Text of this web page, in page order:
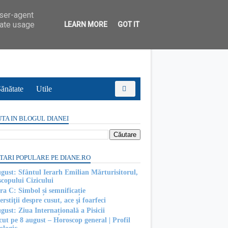
Utile
IN BLOGUL DIANEI
POPULARE PE DIANE.RO
Sfântul Ierarh Emilian Mărturisitorul,
Cizicului
C: Simbol și semnificație
despre cusut, ace şi foarfeci
Ziua Internațională a Pisicii
pe 8 august – Horoscop general | Profil
agent
usage
LEARN MORE GOT IT